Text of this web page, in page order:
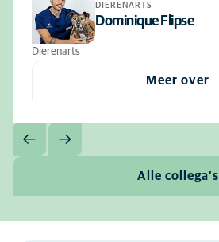
DIERENARTS
Dominique Flipse
Dierenarts
Meer over
Alle collega's